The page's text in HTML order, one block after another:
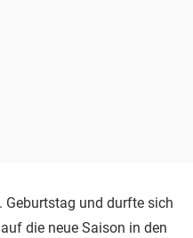
Geburtstag und durfte sich
die neue Saison in den